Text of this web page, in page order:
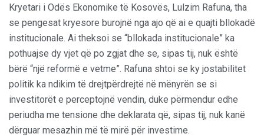
Kryetari i Odës Ekonomike të Kosovës, Lulzim Rafuna, tha
se pengesat kryesore burojnë nga ajo që ai e quajti bllokadë
institucionale. Ai theksoi se “bllokada institucionale” ka
pothuajse dy vjet që po zgjat dhe se, sipas tij, nuk është
bërë “një reformë e vetme”. Rafuna shtoi se ky jostabilitet
politik ka ndikim të drejtpërdrejtë në mënyrën se si
investitorët e perceptojnë vendin, duke përmendur edhe
periudha me tensione dhe deklarata që, sipas tij, nuk kanë
dërguar mesazhin më të mirë për investime.